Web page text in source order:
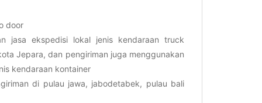
door
jasa ekspedisi lokal jenis kendaraan truck
Jepara, dan pengiriman juga menggunakan
kendaraan kontainer
di pulau jawa, jabodetabek, pulau bali